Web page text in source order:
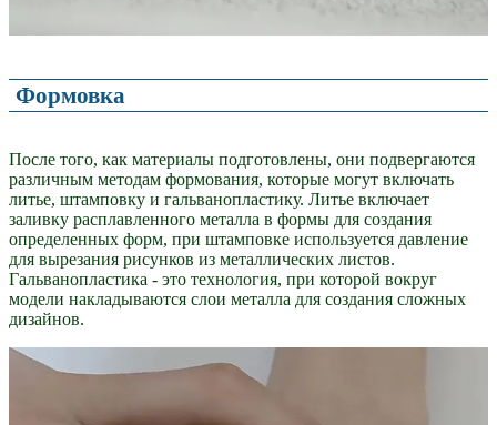
Формовка
После того, как материалы подготовлены, они подвергаются
различным методам формования, которые могут включать
литье, штамповку и гальванопластику. Литье включает
заливку расплавленного металла в формы для создания
определенных форм, при штамповке используется давление
для вырезания рисунков из металлических листов.
Гальванопластика - это технология, при которой вокруг
модели накладываются слои металла для создания сложных
дизайнов.